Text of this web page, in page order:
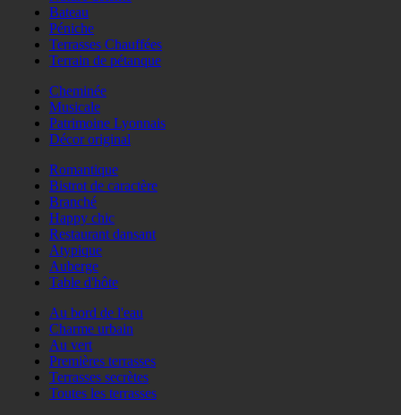
Bateau
Péniche
Terrasses Chauffées
Terrain de pétanque
Cheminée
Musicale
Patrimoine Lyonnais
Décor original
Romantique
Bistrot de caractère
Branché
Happy chic
Restaurant dansant
Atypique
Auberge
Table d'hôte
Au bord de l'eau
Charme urbain
Au vert
Premières terrasses
Terrasses secrètes
Toutes les terrasses